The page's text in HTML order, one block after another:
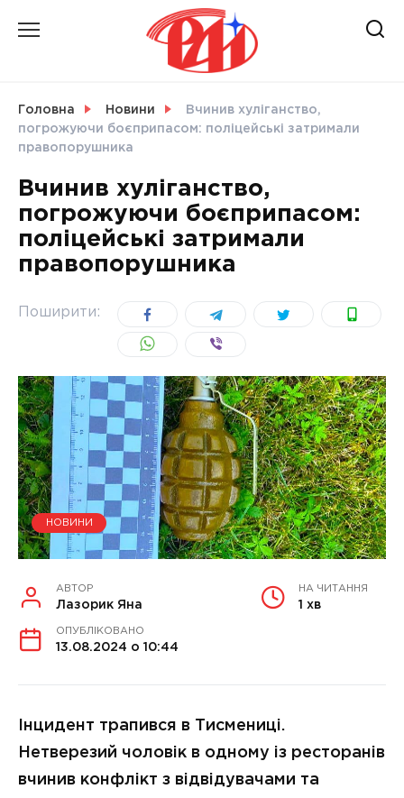
СВІТ
УКРАЇНА
Головна Новини
Вчинив хуліганство,
погрожуючи боєприпасом: поліцейські затримали
правопорушника
Вчинив хуліганство,
погрожуючи боєприпасом:
поліцейські затримали
правопорушника
Поширити:
НОВИНИ
АВТОР
Лазорик Яна
НА ЧИТАННЯ
1 хв
ОПУБЛІКОВАНО
13.08.2024 о 10:44
Інцидент трапився в Тисмениці.
Нетверезий чоловік в одному із ресторанів
вчинив конфлікт з відвідувачами та